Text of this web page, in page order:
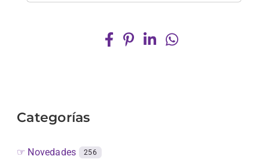
Categorías
☞ Novedades 256